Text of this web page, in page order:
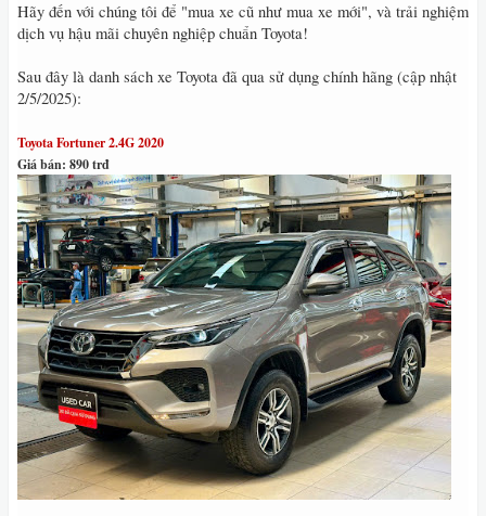
Hãy đến với chúng tôi để "mua xe cũ như mua xe mới", và trải nghiệm
dịch vụ hậu mãi chuyên nghiệp chuẩn Toyota!
Sau đây là danh sách xe Toyota đã qua sử dụng chính hãng (cập nhật
2/5/2025):
Toyota Fortuner 2.4G 2020
Giá bán: 890 trđ